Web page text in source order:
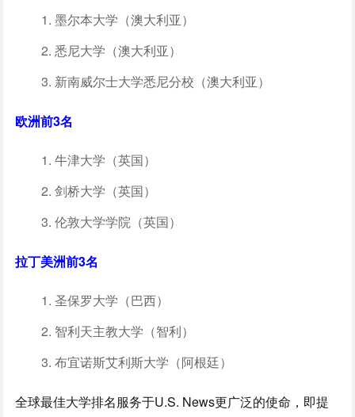
墨尔本大学（澳大利亚）
悉尼大学（澳大利亚）
新南威尔士大学悉尼分校（澳大利亚）
欧洲前3名
牛津大学（英国）
剑桥大学（英国）
伦敦大学学院（英国）
拉丁美洲前3名
圣保罗大学（巴西）
智利天主教大学（智利）
布宜诺斯艾利斯大学（阿根廷）
全球最佳大学排名服务于U.S. News更广泛的使命，即提